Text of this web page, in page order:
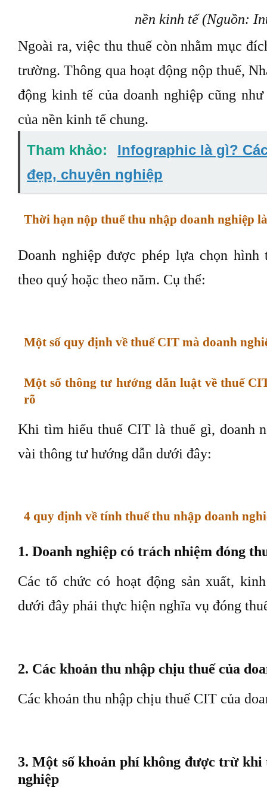
nền kinh tế (Nguồn:
Ngoài ra, việc thu thuế còn nhằm mục
trường. Thông qua hoạt động nộp thuế,
động kinh tế của doanh nghiệp cũng
của nền kinh tế chung.
Tham khảo:
Infographic là gì?
đẹp, chuyên nghiệp
Thời hạn nộp thuế thu nhập doanh nghiệp
Doanh nghiệp được phép lựa chọn hình
theo quý hoặc theo năm. Cụ thể:
Một số quy định về thuế CIT mà doanh
Một số thông tư hướng dẫn luật về thuế
rõ
Khi tìm hiểu thuế CIT là thuế gì, doanh
vài thông tư hướng dẫn dưới đây:
4 quy định về tính thuế thu nhập doanh
1. Doanh nghiệp có trách nhiệm đóng
Các tổ chức có hoạt động sản xuất,
dưới đây phải thực hiện nghĩa vụ đóng
2. Các khoản thu nhập chịu thuế của
Các khoản thu nhập chịu thuế CIT của
3. Một số khoản phí không được trừ
nghiệp